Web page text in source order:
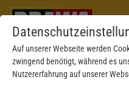
Auf unserer Webseite werden
zwingend benötigt, während es
Nutzererfahrung auf unserer